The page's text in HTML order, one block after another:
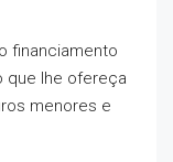
financiamento
que lhe ofereça
menores e